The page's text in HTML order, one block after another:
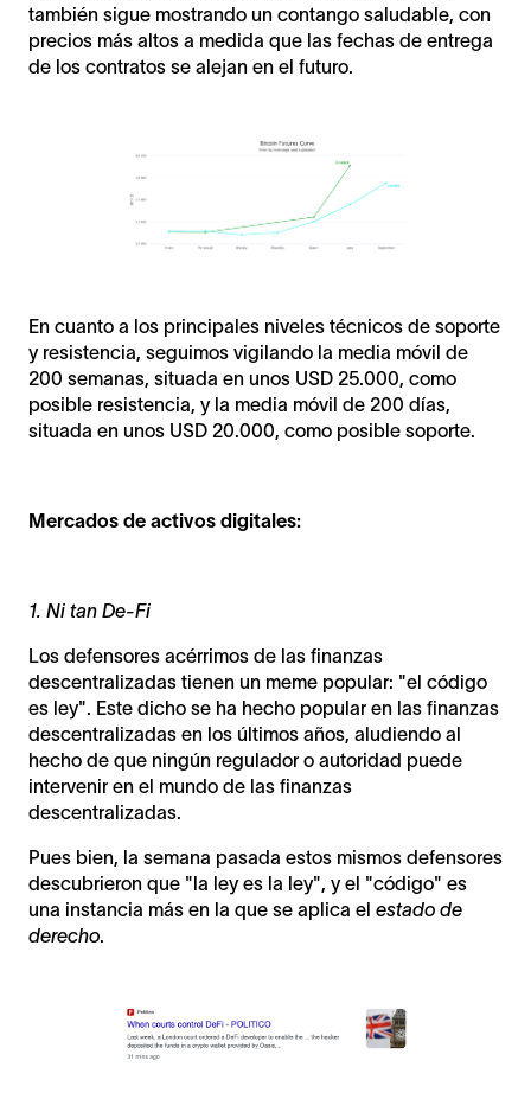
también sigue mostrando un contango saludable, con
precios más altos a medida que las fechas de entrega
de los contratos se alejan en el futuro.
En cuanto a los principales niveles técnicos de soporte
y resistencia, seguimos vigilando la media móvil de
200 semanas, situada en unos USD 25.000, como
posible resistencia, y la media móvil de 200 días,
situada en unos USD 20.000, como posible soporte.
Mercados de activos digitales:
1. Ni tan De-Fi
Los defensores acérrimos de las finanzas
descentralizadas tienen un meme popular: "el código
es ley". Este dicho se ha hecho popular en las finanzas
descentralizadas en los últimos años, aludiendo al
hecho de que ningún regulador o autoridad puede
intervenir en el mundo de las finanzas
descentralizadas.
Pues bien, la semana pasada estos mismos defensores
descubrieron que "la ley es la ley", y el "código" es
una instancia más en la que se aplica el estado de
derecho